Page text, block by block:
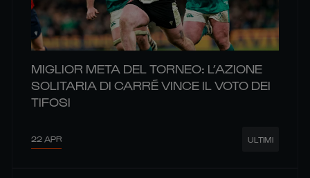
MIGLIOR META DEL TORNEO: L’AZIONE
SOLITARIA DI CARRÉ VINCE IL VOTO DEI
TIFOSI
22 APR ULTIMI